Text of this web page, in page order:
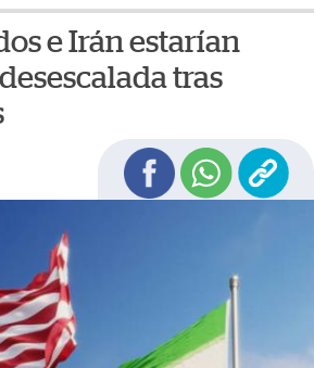
e Irán estarían
tras